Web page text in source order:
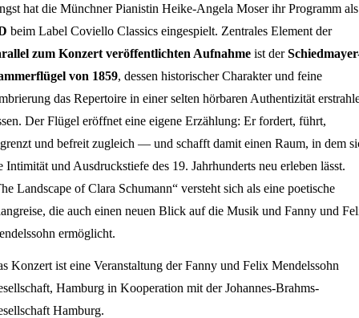
hat die Münchner Pianistin Heike-Angela Moser ihr Programm als
beim Label Coviello Classics eingespielt. Zentrales Element der
zum Konzert veröffentlichten Aufnahme ist der
von 1859, dessen historischer Charakter und feine
das Repertoire in einer selten hörbaren Authentizität
Der Flügel eröffnet eine eigene Erzählung: Er fordert, führt,
und befreit zugleich — und schafft damit einen Raum, in dem
Intimität und Ausdruckstiefe des 19. Jahrhunderts neu erleben lässt.
Landscape of Clara Schumann“ versteht sich als eine poetische
die auch einen neuen Blick auf die Musik und Fanny und
ermöglicht.
Konzert ist eine Veranstaltung der Fanny und Felix Mendelssohn
Hamburg in Kooperation mit der Johannes-Brahms-
Hamburg.